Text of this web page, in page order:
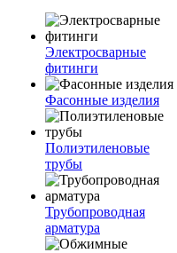
Электросварные
фитинги
Фасонные изделия
Полиэтиленовые
трубы
Трубопроводная
арматура